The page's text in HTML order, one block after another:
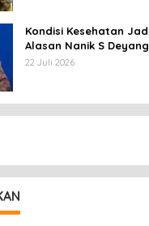
Kondisi Kesehatan
Alasan Nanik S Deyang
Mundur dari BGN,
22 Juli 2026